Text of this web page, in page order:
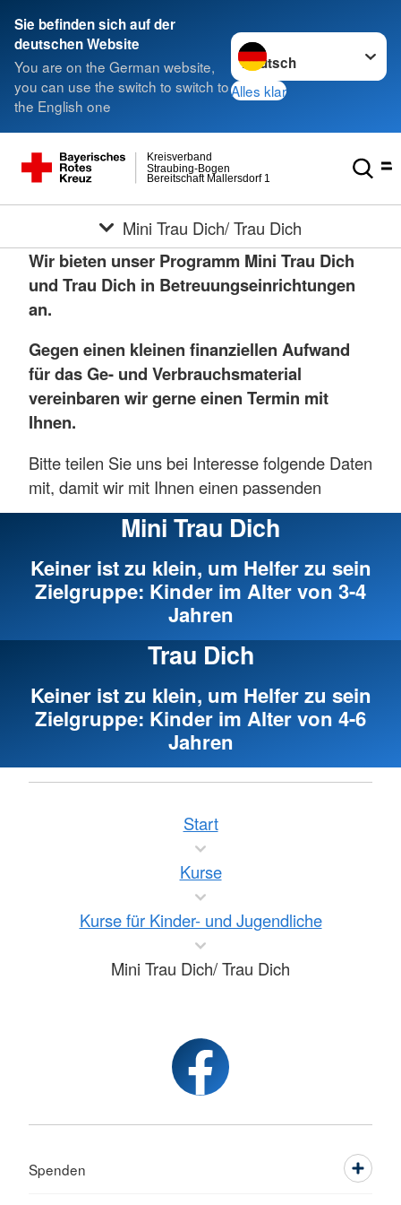
Sie befinden sich auf der
deutschen Website
You are on the German website,
you can use the switch to switch to
the English one
Sprache wechseln zu
Alles klar
Bereitschaft Mallersdorf 1
Straubing-Bogen
Kreisverband
Mini Trau Dich/ Trau Dich
Wir bieten unser Programm Mini Trau Dich
und Trau Dich in Betreuungseinrichtungen
an.
Gegen einen kleinen finanziellen Aufwand
für das Ge- und Verbrauchsmaterial
vereinbaren wir gerne einen Termin mit
Ihnen.
Bitte teilen Sie uns bei Interesse folgende Daten
mit, damit wir mit Ihnen einen passenden
Termin vereinbaren können.
Ansprechpartner/ Kontakt:
Alter und Anzahl der Teilnehmer:
Kontakt: alexander.schmidt@brk-mallersdorf.de
Mehr anzeigen
Mini Trau Dich
Keiner ist zu klein, um Helfer zu sein
Zielgruppe: Kinder im Alter von 3-4
Jahren
Trau Dich
Keiner ist zu klein, um Helfer zu sein
Zielgruppe: Kinder im Alter von 4-6
Jahren
Start
Kurse
Kurse für Kinder- und Jugendliche
Mini Trau Dich/ Trau Dich
Spenden